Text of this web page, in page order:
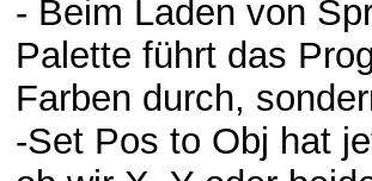
- Beim Laden von
Palette führt das
Farben durch,
-Set Pos to Obj hat